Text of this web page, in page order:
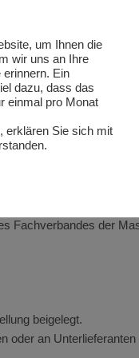
anders
wird keine Haftung
usw. bei
während ihrer
wenn die näheren
zurück zu treten.
Fachverbandes der
beigelegt.
oder an Unterlieferanten
um Ihnen die
wir uns an Ihre
erinnern. Ein
dazu, dass das
einmal pro Monat
erklären Sie sich mit